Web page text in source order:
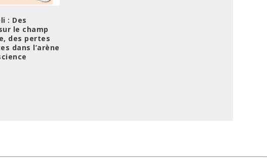
: Des
le champ
des pertes
dans l’arène